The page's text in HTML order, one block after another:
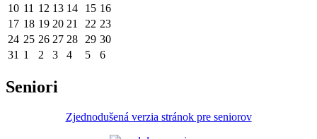
10 11 12 13 14 15 16
17 18 19 20 21 22 23
24 25 26 27 28 29 30
31 1 2 3 4 5 6
Seniori
Zjednodušená verzia stránok pre seniorov